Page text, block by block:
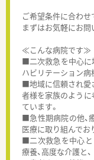
ご希望条件に合わせ
まずはお気軽にお問
≪こんな病院です≫
■二次救急を中心に
ハビリテーション病
■地域に信頼され愛
者様を家族のように
ています。
■急性期病院の他、
医療に取り組んでお
■二次救急を中心と
療養、高度な介護と、